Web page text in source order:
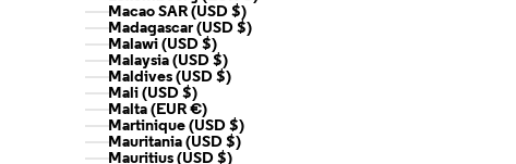
Macao SAR (USD $)
Madagascar (USD $)
Malawi (USD $)
Malaysia (USD $)
Maldives (USD $)
Mali (USD $)
Malta (EUR €)
Martinique (USD $)
Mauritania (USD $)
Mauritius (USD $)